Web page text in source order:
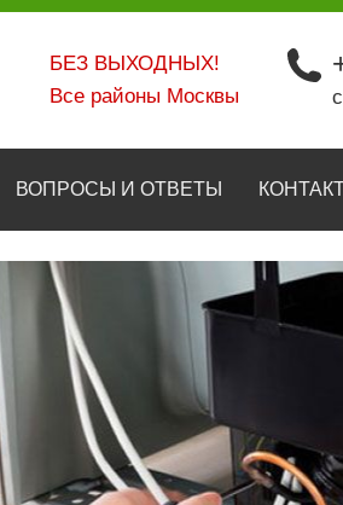
БЕЗ ВЫХОДНЫХ!
Все районы Москвы
ВОПРОСЫ И ОТВЕТЫ